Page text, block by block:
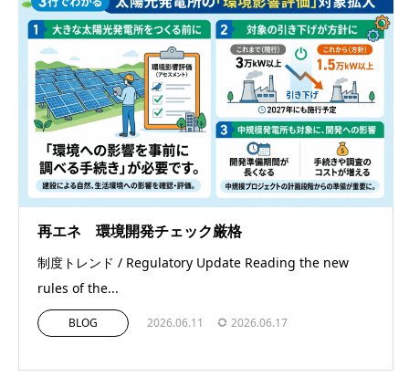
再エネ 環境開発チェック厳格
制度トレンド / Regulatory Update Reading the new
rules of the...
BLOG 2026.06.11 2026.06.17